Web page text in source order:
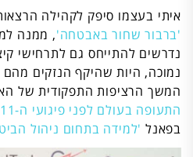
איתי בעצמו סיפק לקהילה
'ברבור שחור באבטחה', ממנה
נדרשים להתייחס גם לתרחישי
נמוכה, היות שהיקף הנזקים מהם
המשך הרציפות התפקודית של
התעופה בעולם לפני פיגועי ה-9.11
בפאנל 'למידה בתחום ניהול